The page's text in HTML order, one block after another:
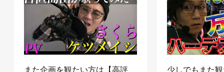
また企画を観たい方は【高評
少しでもまた